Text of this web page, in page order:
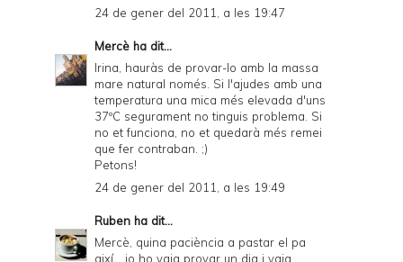
24 de gener del 2011, a les 19:47
Mercè ha dit...
Irina, hauràs de provar-lo amb la massa
mare natural només. Si l'ajudes amb una
temperatura una mica més elevada d'uns
37ºC segurament no tinguis problema. Si
no et funciona, no et quedarà més remei
que fer contraban. ;)
Petons!
24 de gener del 2011, a les 19:49
Ruben ha dit...
Mercè, quina paciència a pastar el pa
així... jo ho vaig provar un dia i vaig